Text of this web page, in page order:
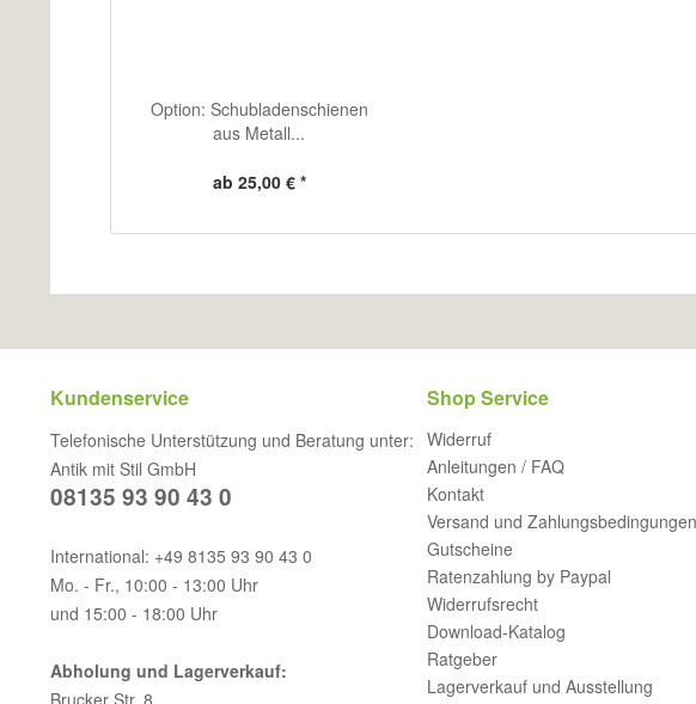
Option: Schubladenschienen
aus Metall...
ab 25,00 € *
Kundenservice
Telefonische Unterstützung und Beratung unter:
Antik mit Stil GmbH
08135 93 90 43 0
International: +49 8135 93 90 43 0
Mo. - Fr., 10:00 - 13:00 Uhr
und 15:00 - 18:00 Uhr
Abholung und Lagerverkauf:
Brucker Str. 8
Shop Service
Widerruf
Anleitungen / FAQ
Kontakt
Versand und Zahlungsbedingungen
Gutscheine
Ratenzahlung by Paypal
Widerrufsrecht
Download-Katalog
Ratgeber
Lagerverkauf und Ausstellung